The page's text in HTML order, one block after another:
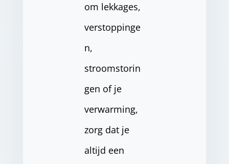
om lekkages,
verstoppinge
n,
stroomstorin
gen of je
verwarming,
zorg dat je
altijd een